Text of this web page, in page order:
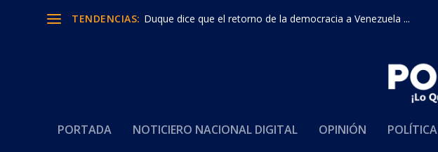
TENDENCIAS: Duque dice que el retorno de la democracia a Venezuela ...
PORTADA NOTICIERO NACIONAL DIGITAL OPINIÓN POLÍTICA